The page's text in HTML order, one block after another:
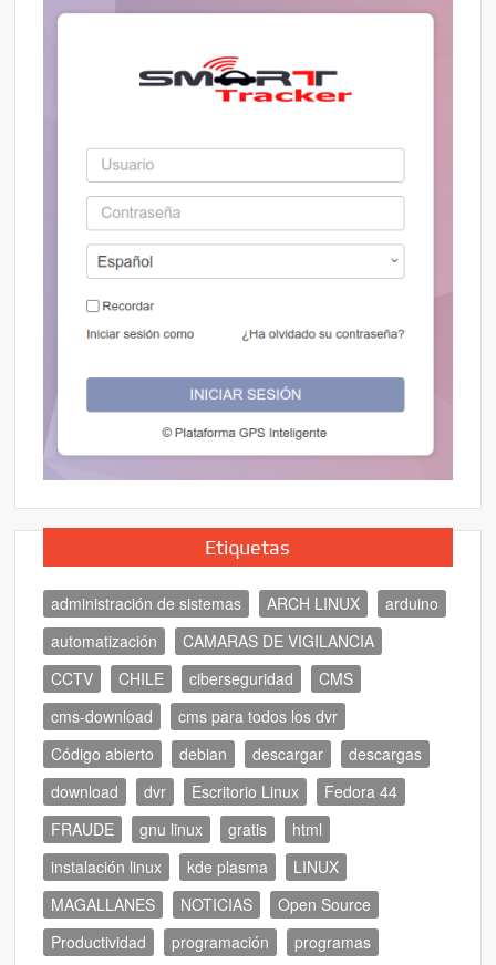
Etiquetas
administración de sistemas ARCH LINUX
arduino
automatización
CAMARAS DE VIGILANCIA
CCTV
CHILE ciberseguridad
CMS
cms-download
cms para todos los dvr
Código abierto
debian descargar
descargas
download
dvr Escritorio Linux
Fedora 44
FRAUDE
gnu linux gratis
html
instalación linux
kde plasma
LINUX
MAGALLANES
NOTICIAS
Open Source
Productividad
programación programas